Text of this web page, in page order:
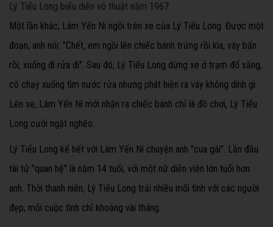
Lý Tiểu Long biểu diễn võ thuật năm 1967
Một lần khác, Lâm Yến Ni ngồi trên xe của Lý Tiểu Long. Được một
đoạn, anh nói: "Chết, em ngồi lên chiếc bánh trứng rồi kìa, váy bẩn
rồi, xuống đi rửa đi". Sau đó, Lý Tiểu Long dừng xe ở trạm đổ xăng,
cô chạy xuống tìm nước rửa nhưng phát hiện ra váy không dính gì.
Lên xe, Lâm Yến Ni mới nhận ra chiếc bánh chỉ là đồ chơi, Lý Tiểu
Long cười ngặt nghẽo.
Lý Tiểu Long kể hết với Lâm Yến Ni chuyện anh "cua gái". Lần đầu
tài tử "quan hệ" là năm 14 tuổi, với một nữ diễn viên lớn tuổi hơn
anh. Thời thanh niên, Lý Tiểu Long trải nhiều mối tình với các người
đẹp, mỗi cuộc tình chỉ khoảng vài tháng.